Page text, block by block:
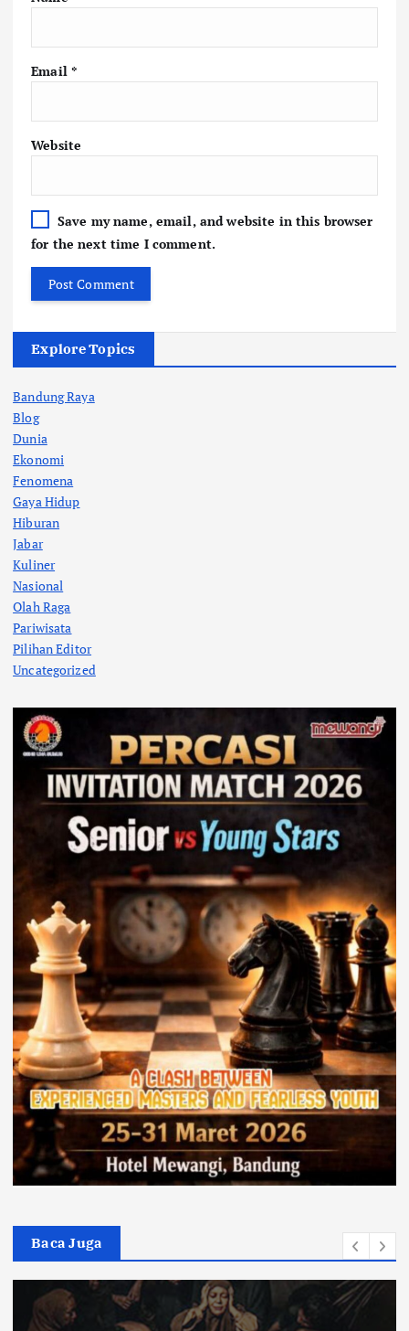
Email *
Website
Save my name, email, and website in this browser
for the next time I comment.
Explore Topics
Bandung Raya
Blog
Dunia
Ekonomi
Fenomena
Gaya Hidup
Hiburan
Jabar
Kuliner
Nasional
Olah Raga
Pariwisata
Pilihan Editor
Uncategorized
Baca Juga